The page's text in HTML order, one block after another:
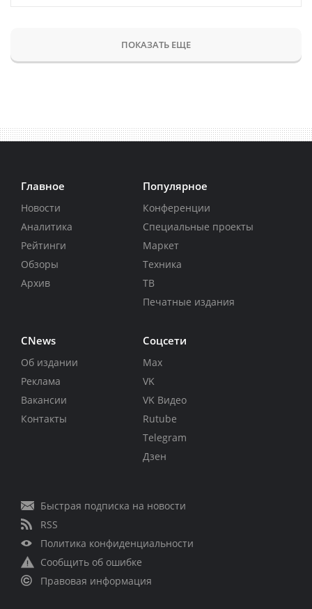
ПОКАЗАТЬ ЕЩЕ
Главное
Новости
Аналитика
Рейтинги
Обзоры
Архив
Популярное
Конференции
Специальные проекты
Маркет
Техника
ТВ
Печатные издания
CNews
Об издании
Реклама
Вакансии
Контакты
Соцсети
Max
VK
VK Видео
Rutube
Telegram
Дзен
Быстрая подписка на новости
RSS
Политика конфиденциальности
Сообщить об ошибке
Правовая информация